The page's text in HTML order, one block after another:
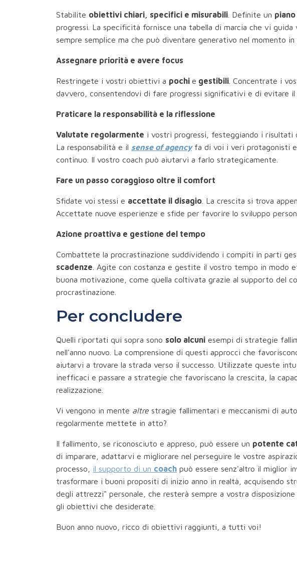
Stabilite obiettivi chiari, specifici e misurabili . Definite un piano
progressi. La specificità fornisce una tabella di marcia che vi
sempre semplice ma che può diventare generativo nel momento
Assegnare priorità e avere focus
Restringete i vostri obiettivi a pochi e gestibili . Concentrate i
davvero, consentendovi di fare progressi significativi e di evitare
Praticare la responsabilità e la riflessione
Valutate regolarmente i vostri progressi, festeggiando i
La responsabilità e il sense of agencyfa di voi i veri protagonisti e
continuo. Il vostro coach può aiutarvi a farlo strategicamente.
Fare un passo coraggioso oltre il comfort
Sfidate voi stessi e accettate il disagio . La crescita si trova
Accettate nuove esperienze e sfide per favorire lo sviluppo
Azione proattiva e gestione del tempo
Combattete la procrastinazione suddividendo i compiti in parti
scadenze . Agite con costanza e gestite il vostro tempo in
buona motivazione, come quella coltivata grazie al supporto del
procrastinazione.
Per concludere
Quelli riportati qui sopra sono solo alcuni esempi di strategie
nell'anno nuovo. La comprensione di questi approcci che
aiutarvi a trovare la strada verso il successo. Utilizzate queste
inefficaci e passare a strategie che favoriscano la crescita, la
realizzazione.
Vi vengono in mente altre stragie fallimentari e meccanismi di
regolarmente mettete in atto?
Il fallimento, se riconosciuto e appreso, può essere un potente
di imparare, adattarvi e migliorare nel perseguire le vostre
processo, il supporto di un coach può essere senz'altro il miglior
trasformare i buoni propositi di inizio anno in realtà, acquisendo
degli attrezzi" personale, che resterà sempre a vostra
gli obiettivi che desiderate.
Buon anno nuovo, ricco di obiettivi raggiunti, a tutti voi!